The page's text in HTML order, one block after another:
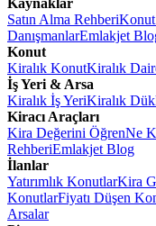
Kaynaklar
Satın Alma Rehberi
DanışmanlarEmlakjet
Konut
Kiralık KonutKiralık
İş Yeri & Arsa
Kiralık İş YeriKiralık
Kiracı Araçları
Kira Değerini ÖğrenNe
RehberiEmlakjet Blog
İlanlar
Yatırımlık KonutlarKira
KonutlarFiyatı Düşen
Arsalar